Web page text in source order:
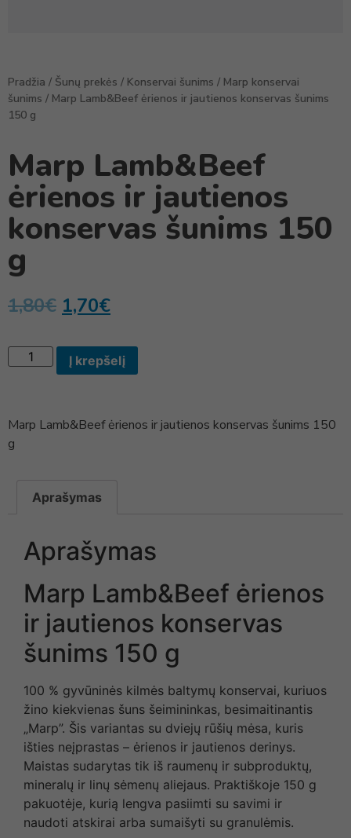
Pradžia / Šunų prekės / Konservai šunims / Marp konservai
šunims / Marp Lamb&Beef ėrienos ir jautienos konservas šunims
150 g
Marp Lamb&Beef
ėrienos ir jautienos
konservas šunims 150
g
1,80€ 1,70€
Į krepšelį
Marp Lamb&Beef ėrienos ir jautienos konservas šunims 150
g
Aprašymas
Aprašymas
Marp Lamb&Beef ėrienos
ir jautienos konservas
šunims 150 g
100 % gyvūninės kilmės baltymų konservai, kuriuos
žino kiekvienas šuns šeimininkas, besimaitinantis
„Marp”. Šis variantas su dviejų rūšių mėsa, kuris
išties neįprastas – ėrienos ir jautienos derinys.
Maistas sudarytas tik iš raumenų ir subproduktų,
mineralų ir linų sėmenų aliejaus. Praktiškoje 150 g
pakuotėje, kurią lengva pasiimti su savimi ir
naudoti atskirai arba sumaišyti su granulėmis.